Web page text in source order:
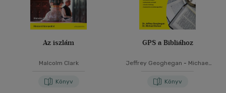
Az iszlám
Malcolm Clark
Könyv
GPS a Bibliához
Jeffrey Geoghegan - Michael
Könyv